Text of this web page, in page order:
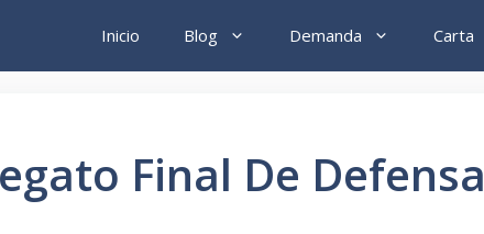
Inicio Blog Demanda Carta
Final De Defensa